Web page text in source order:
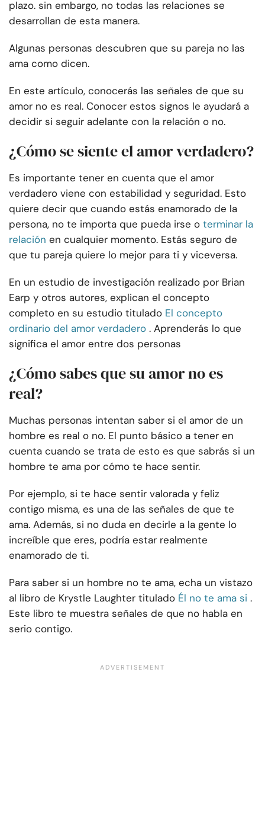
plazo. sin embargo, no todas las relaciones se
desarrollan de esta manera.
Algunas personas descubren que su pareja no las
ama como dicen.
En este artículo, conocerás las señales de que su
amor no es real. Conocer estos signos le ayudará a
decidir si seguir adelante con la relación o no.
¿Cómo se siente el amor verdadero?
Es importante tener en cuenta que el amor
verdadero viene con estabilidad y seguridad. Esto
quiere decir que cuando estás enamorado de la
persona, no te importa que pueda irse o terminar la
relación en cualquier momento. Estás seguro de
que tu pareja quiere lo mejor para ti y viceversa.
En un estudio de investigación realizado por Brian
Earp y otros autores, explican el concepto
completo en su estudio titulado El concepto
ordinario del amor verdadero . Aprenderás lo que
significa el amor entre dos personas
¿Cómo sabes que su amor no es
real?
Muchas personas intentan saber si el amor de un
hombre es real o no. El punto básico a tener en
cuenta cuando se trata de esto es que sabrás si un
hombre te ama por cómo te hace sentir.
Por ejemplo, si te hace sentir valorada y feliz
contigo misma, es una de las señales de que te
ama. Además, si no duda en decirle a la gente lo
increíble que eres, podría estar realmente
enamorado de ti.
Para saber si un hombre no te ama, echa un vistazo
al libro de Krystle Laughter titulado Él no te ama si .
Este libro te muestra señales de que no habla en
serio contigo.